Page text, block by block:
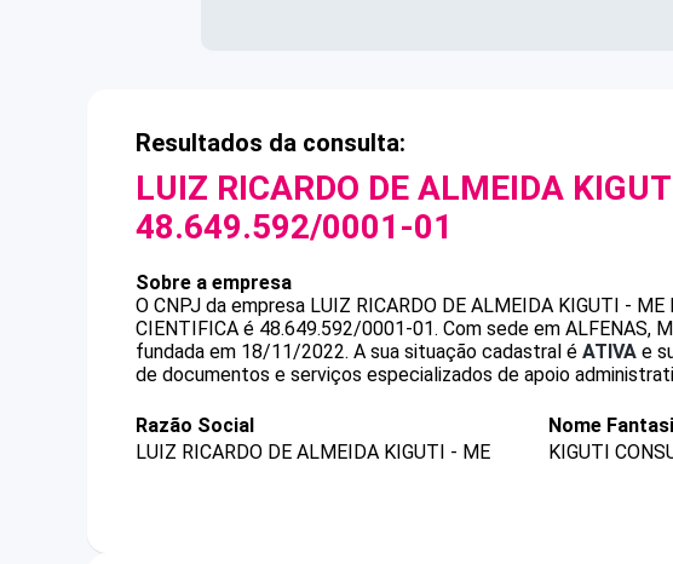
Resultados da consulta:
LUIZ RICARDO DE ALMEIDA
48.649.592/0001-01
Sobre a empresa
O CNPJ da empresa LUIZ RICARDO DE ALMEIDA KIGUTI - ME
CIENTIFICA é 48.649.592/0001-01. Com sede em ALFENAS,
fundada em 18/11/2022. A sua situação cadastral é ATIVA e
de documentos e serviços especializados de apoio
Razão Social
LUIZ RICARDO DE ALMEIDA KIGUTI - ME
Nome
KIGUTI